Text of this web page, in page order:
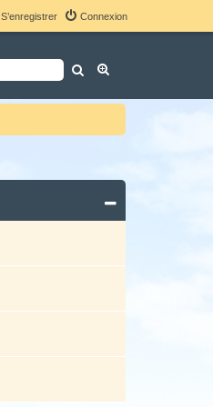
Connexion
S’enregistrer
Rechercher